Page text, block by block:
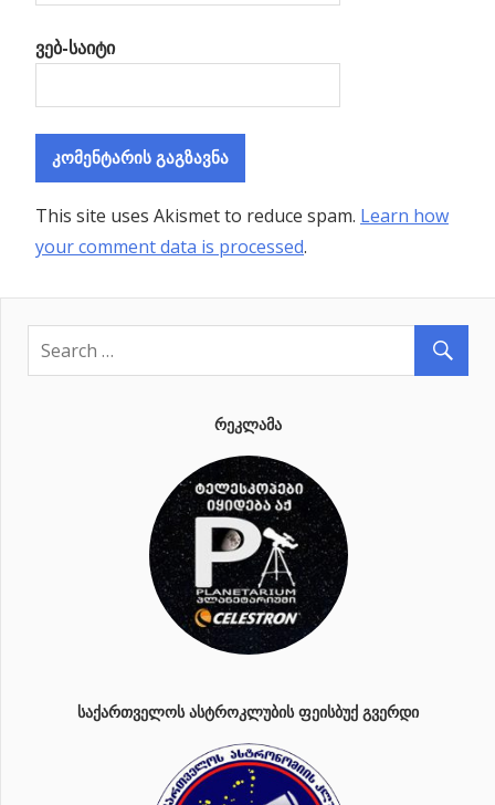
ვებ-საიტი
This site uses Akismet to reduce spam. Learn how
your comment data is processed.
ᲠᲔᲙᲚᲐᲛᲐ
ᲡᲐᲥᲐᲠᲗᲕᲔᲚᲝᲡ ᲐᲡᲢᲠᲝᲙᲚᲣᲑᲘᲡ ᲤᲔᲘᲡᲑᲣᲥ ᲒᲕᲔᲠᲓᲘ